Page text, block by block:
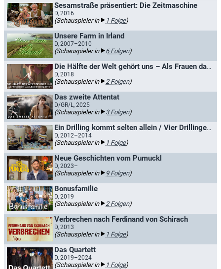
Sesamstraße präsentiert: Die Zeitmaschine
D, 2016
(Schauspieler in 1 Folge)
Unsere Farm in Irland
D, 2007–2010
(Schauspieler in 6 Folgen)
Die Hälfte der Welt gehört uns – Als Frauen das Wahlrecht erkämpften
D, 2018
(Schauspieler in 2 Folgen)
Das zweite Attentat
D/GR/L, 2025
(Schauspieler in 3 Folgen)
Ein Drilling kommt selten allein / Vier Drillinge sind einer zu viel
D, 2012–2014
(Schauspieler in 1 Folge)
Neue Geschichten vom Pumuckl
D, 2023–
(Schauspieler in 9 Folgen)
Bonusfamilie
D, 2019
(Schauspieler in 2 Folgen)
Verbrechen nach Ferdinand von Schirach
D, 2013
(Schauspieler in 1 Folge)
Das Quartett
D, 2019–2024
(Schauspieler in 1 Folge)